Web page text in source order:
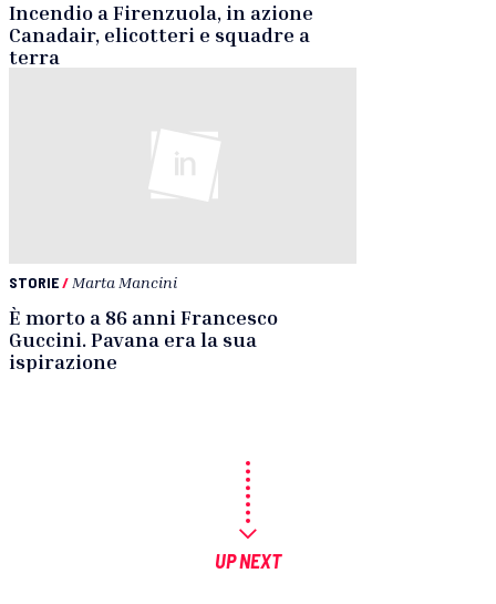
Incendio a Firenzuola, in azione
Canadair, elicotteri e squadre a
terra
STORIE/ Marta Mancini
È morto a 86 anni Francesco
Guccini. Pavana era la sua
ispirazione
UP NEXT